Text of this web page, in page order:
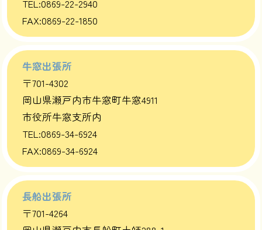
TEL:0869-22-2940
FAX:0869-22-1850
牛窓出張所
〒701-4302
岡山県瀬戸内市牛窓町牛窓4911
市役所牛窓支所内
TEL:0869-34-6924
FAX:0869-34-6924
長船出張所
〒701-4264